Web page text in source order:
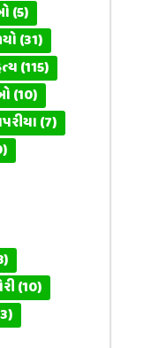
(5)
(31)
(115)
(10)
(7)
(10)